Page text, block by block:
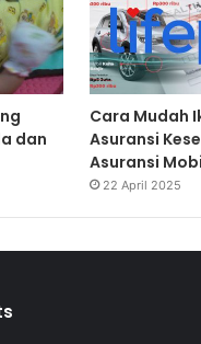
dan
Cara Mudah
Asuransi
Asuransi
22 April 2025